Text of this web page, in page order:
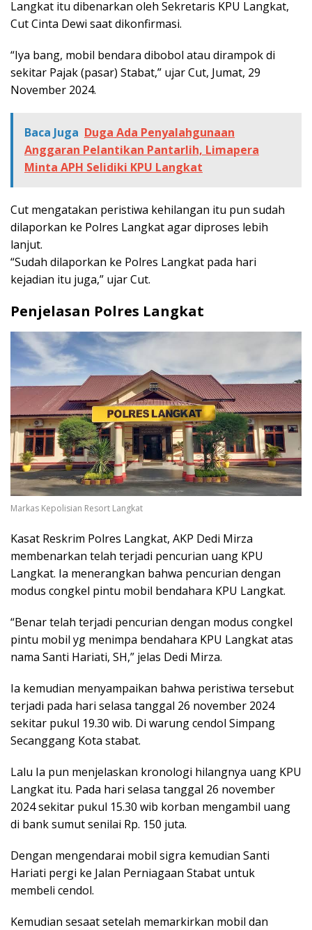
Langkat itu dibenarkan oleh Sekretaris KPU Langkat,
Cut Cinta Dewi saat dikonfirmasi.
“Iya bang, mobil bendara dibobol atau dirampok di
sekitar Pajak (pasar) Stabat,” ujar Cut, Jumat, 29
November 2024.
Baca Juga Duga Ada Penyalahgunaan
Anggaran Pelantikan Pantarlih, Limapera
Minta APH Selidiki KPU Langkat
Cut mengatakan peristiwa kehilangan itu pun sudah
dilaporkan ke Polres Langkat agar diproses lebih
lanjut.
“Sudah dilaporkan ke Polres Langkat pada hari
kejadian itu juga,” ujar Cut.
Penjelasan Polres Langkat
Markas Kepolisian Resort Langkat
Kasat Reskrim Polres Langkat, AKP Dedi Mirza
membenarkan telah terjadi pencurian uang KPU
Langkat. Ia menerangkan bahwa pencurian dengan
modus congkel pintu mobil bendahara KPU Langkat.
“Benar telah terjadi pencurian dengan modus congkel
pintu mobil yg menimpa bendahara KPU Langkat atas
nama Santi Hariati, SH,” jelas Dedi Mirza.
Ia kemudian menyampaikan bahwa peristiwa tersebut
terjadi pada hari selasa tanggal 26 november 2024
sekitar pukul 19.30 wib. Di warung cendol Simpang
Secanggang Kota stabat.
Lalu Ia pun menjelaskan kronologi hilangnya uang KPU
Langkat itu. Pada hari selasa tanggal 26 november
2024 sekitar pukul 15.30 wib korban mengambil uang
di bank sumut senilai Rp. 150 juta.
Dengan mengendarai mobil sigra kemudian Santi
Hariati pergi ke Jalan Perniagaan Stabat untuk
membeli cendol.
Kemudian sesaat setelah memarkirkan mobil dan